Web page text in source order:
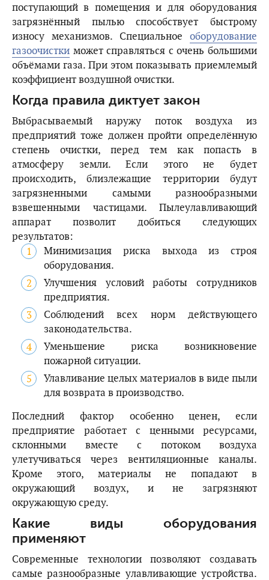
поступающий в помещения и для оборудования
загрязнённый пылью способствует быстрому
износу механизмов. Специальное оборудование
газоочистки может справляться с очень большими
объёмами газа. При этом показывать приемлемый
коэффициент воздушной очистки.
Когда правила диктует закон
Выбрасываемый наружу поток воздуха из
предприятий тоже должен пройти определённую
степень очистки, перед тем как попасть в
атмосферу земли. Если этого не будет
происходить, близлежащие территории будут
загрязненными самыми разнообразными
взвешенными частицами. Пылеулавливающий
аппарат позволит добиться следующих
результатов:
Минимизация риска выхода из строя
оборудования.
Улучшения условий работы сотрудников
предприятия.
Соблюдений всех норм действующего
законодательства.
Уменьшение риска возникновение
пожарной ситуации.
Улавливание целых материалов в виде пыли
для возврата в производство.
Последний фактор особенно ценен, если
предприятие работает с ценными ресурсами,
склонными вместе с потоком воздуха
улетучиваться через вентиляционные каналы.
Кроме этого, материалы не попадают в
окружающий воздух, и не загрязняют
окружающую среду.
Какие виды оборудования
применяют
Современные технологии позволяют создавать
самые разнообразные улавливающие устройства.